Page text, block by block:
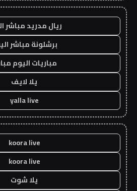
ريال مدريد مباشر
برشلونة مباشر
مباريات اليوم
يلا لايف
yalla live
koora live
koora live
يلا شوت